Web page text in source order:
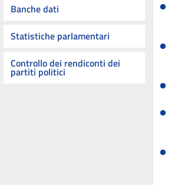
Banche dati
Statistiche parlamentari
Controllo dei rendiconti dei
partiti politici